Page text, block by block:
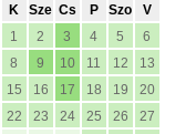
K Sze Cs P Szo
V
1 2 3 4 5
6
8 9 10 11 12
13
15 16 17 18 19
20
22 23 24 25 26
27